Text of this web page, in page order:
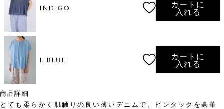
INDIGO
カートに
入れる
L.BLUE
カートに
入れる
商品詳細
とても柔らかく肌触りの良い薄いデニムで、ピンタックを豪華